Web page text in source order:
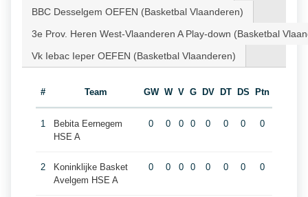
BBC Desselgem OEFEN (Basketbal Vlaanderen)
3e Prov. Heren West-Vlaanderen A Play-down (Basketbal
Vk Iebac Ieper OEFEN (Basketbal Vlaanderen)
# Team GW W V G DV DT DS Ptn
1
Bebita Eernegem
HSE A
0 0 0 0 0 0 0 0
2
Koninklijke Basket
Avelgem HSE A
0 0 0 0 0 0 0 0